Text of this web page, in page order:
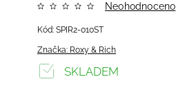
Značka: Roxy & Rich
Neohodnoceno
Kód: SPIR2-010ST
SKLADEM